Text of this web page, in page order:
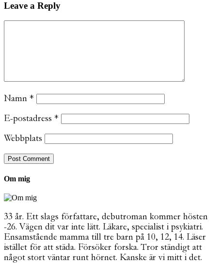
Leave a Reply
Namn *
E-postadress *
Webbplats
Om mig
33 år. Ett slags författare, debutroman kommer hösten
-26. Vägen dit var inte lätt. Läkare, specialist i psykiatri.
Ensamstående mamma till tre barn på 10, 12, 14. Läser
istället för att städa. Försöker forska. Tror ständigt att
något stort väntar runt hörnet. Kanske är vi mitt i det.